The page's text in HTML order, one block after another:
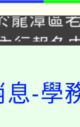
龍潭區
行報名
動會8/
舉行。
享有免
息-學